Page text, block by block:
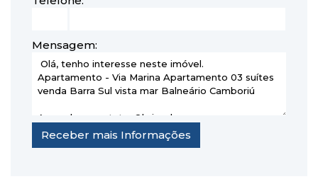
Mensagem: